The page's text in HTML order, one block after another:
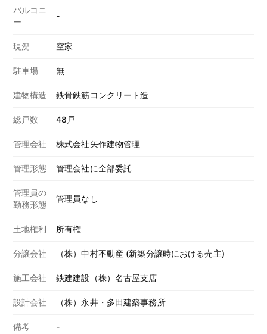
バルコニ
ー
-
現況 空家
駐車場 無
建物構造 鉄骨鉄筋コンクリート造
総戸数 48戸
管理会社 株式会社矢作建物管理
管理形態 管理会社に全部委託
管理員の
勤務形態
管理員なし
土地権利 所有権
分譲会社 （株）中村不動産 (新築分譲時における売主)
施工会社 鉄建建設（株）名古屋支店
設計会社 （株）永井・多田建築事務所
備考 -